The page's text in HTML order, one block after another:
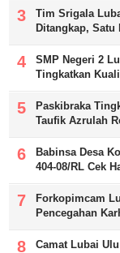
Tim Srigala
Ditangkap, Satu
SMP Negeri 2
Tingkatkan
Paskibraka
Taufik Azrulah
Babinsa Desa
404-08/RL Cek
Forkopimcam
Pencegahan
Camat Lubai